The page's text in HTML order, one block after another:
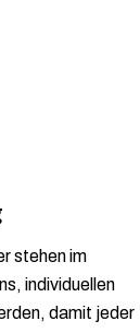
stehen im
individuellen
damit jeder